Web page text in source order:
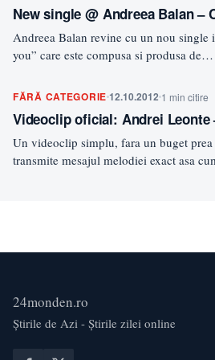
New single @ Andreea Balan –
Andreea Balan revine cu un nou single
you” care este compusa si produsa de…
FĂRĂ CATEGORIE12.10.2012 1 min citire
Videoclip oficial: Andrei Leonte
Un videoclip simplu, fara un buget
transmite mesajul melodiei exact asa
24monden.ro
Știrile de Azi - Știrile zilei online